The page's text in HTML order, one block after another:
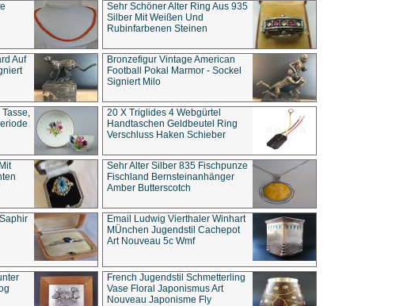
Sehr Schöner Alter Ring Aus 935
Silber Mit Weißen Und
Rubinfarbenen Steinen
Auf
Bronzefigur Vintage American
Football Pokal Marmor - Sockel
Signiert Milo
20 X Triglides 4 Webgürtel
Handtaschen Geldbeutel Ring
Verschluss Haken Schieber
Sehr Alter Silber 835 Fischpunze
Fischland Bernsteinanhänger
Amber Butterscotch
Email Ludwig Vierthaler Winhart
MÜnchen Jugendstil Cachepot
Art Nouveau 5c Wmf
French Jugendstil Schmetterling
Vase Floral Japonismus Art
Nouveau Japonisme Fly